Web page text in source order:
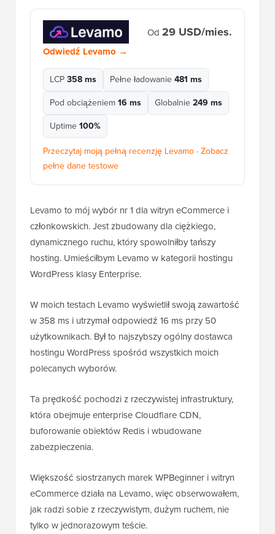
Od 29 USD/mies.
Odwiedź Levamo →
LCP358 ms Pełne ładowanie481 ms
Pod obciążeniem16 ms Globalnie249 ms
Uptime100%
Przeczytaj moją pełną recenzję Levamo ·Zobacz
pełne dane testowe
Levamo to mój wybór nr 1 dla witryn eCommerce i
członkowskich. Jest zbudowany dla ciężkiego,
dynamicznego ruchu, który spowolniłby tańszy
hosting. Umieściłbym Levamo w kategorii hostingu
WordPress klasy Enterprise.
W moich testach Levamo wyświetlił swoją zawartość
w 358 ms i utrzymał odpowiedź 16 ms przy 50
użytkownikach. Był to najszybszy ogólny dostawca
hostingu WordPress spośród wszystkich moich
polecanych wyborów.
Ta prędkość pochodzi z rzeczywistej infrastruktury,
która obejmuje enterprise Cloudflare CDN,
buforowanie obiektów Redis i wbudowane
zabezpieczenia.
Większość siostrzanych marek WPBeginner i witryn
eCommerce działa na Levamo, więc obserwowałem,
jak radzi sobie z rzeczywistym, dużym ruchem, nie
tylko w jednorazowym teście.